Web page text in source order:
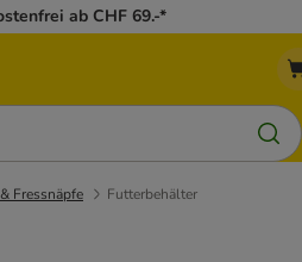
ab CHF 69.-*
Fressnäpfe Futterbehälter